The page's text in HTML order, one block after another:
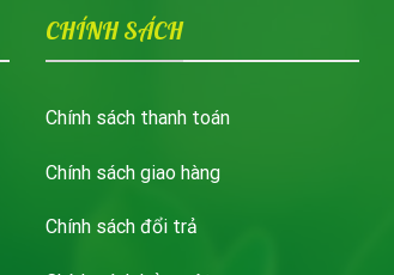
CHÍNH SÁCH
Chính sách thanh toán
Chính sách giao hàng
Chính sách đổi trả